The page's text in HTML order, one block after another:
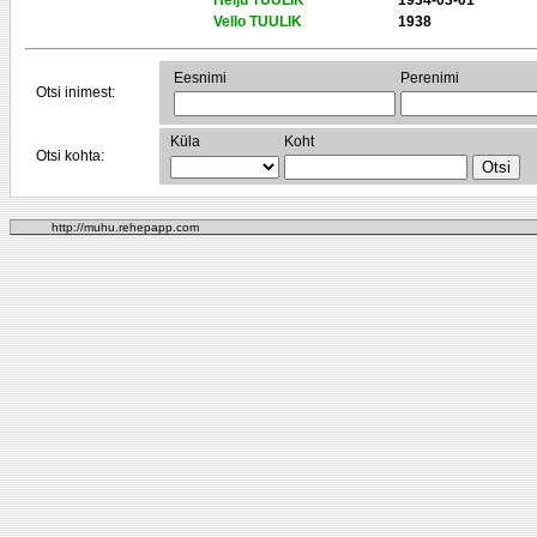
Vello TUULIK
1938
Otsi inimest:
Eesnimi Perenimi
Otsi kohta:
Küla Koht
http://muhu.rehepapp.com